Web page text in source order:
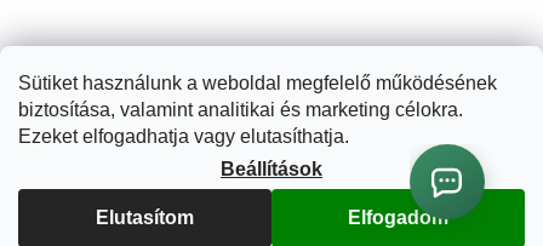
Sütiket használunk a weboldal megfelelő működésének
biztosítása, valamint analitikai és marketing célokra.
Ezeket elfogadhatja vagy elutasíthatja.
Beállítások
Elutasítom Elfogadom
Shoptet készítette
Copyright 2026Herbatica.hu. Minden jog fenntartva.Süti
beállítások szerkesztése